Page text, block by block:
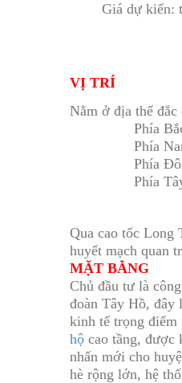
Giá dự kiến:
VỊ TRÍ
Nằm ở địa thế
Phía
Phía
Phía
Phía
Qua cao tốc Long
huyết mạch quan
MẶT BẰNG
Chủ đầu tư là
đoàn Tây Hồ, đây
kinh tế trọng điểm
hộ cao tầng, được
nhấn mới cho
hè rộng lớn, hệ